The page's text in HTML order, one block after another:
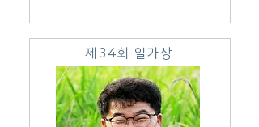
제34회 일가상